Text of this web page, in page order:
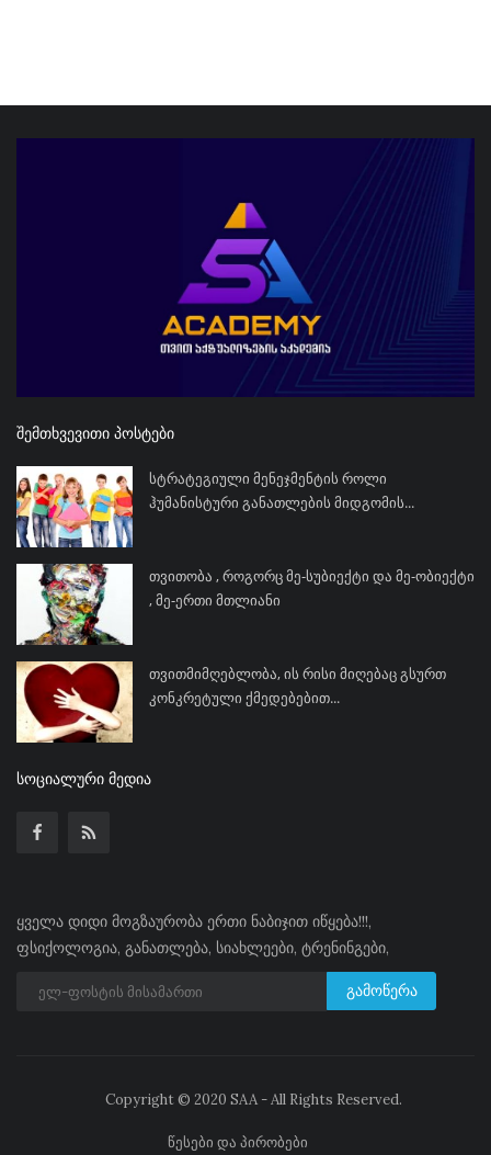
ᲨᲔᲛᲗᲮᲕᲔᲕᲘᲗᲘ ᲞᲝᲡᲢᲔᲑᲘ
სტრატეგიული მენეჯმენტის როლი
ჰუმანისტური განათლების მიდგომის...
თვითობა , როგორც მე-სუბიექტი და მე-ობიექტი
, მე-ერთი მთლიანი
თვითმიმღებლობა, ის რისი მიღებაც გსურთ
კონკრეტული ქმედებებით...
ᲡᲝᲪᲘᲐᲚᲣᲠᲘ ᲛᲔᲓᲘᲐ
ყველა დიდი მოგზაურობა ერთი ნაბიჯით იწყება!!!,
ფსიქოლოგია, განათლება, სიახლეები, ტრენინგები,
გამოწერა
Copyright © 2020 SAA - All Rights Reserved.
წესები და პირობები